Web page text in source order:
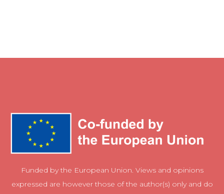
Funded by the European Union. Views and opinions
expressed are however those of the author(s) only and do